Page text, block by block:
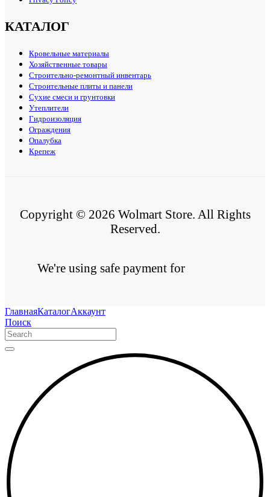
КАТАЛОГ
Кровельные материалы
Хозяйственные товары
Строительно-ремонтный инвентарь
Строительные плиты и панели
Сухие смеси и грунтовки
Утеплители
Гидроизоляция
Ограждения
Опалубка
Крепеж
Copyright © 2026 Wolmart Store. All Rights
Reserved.
We're using safe payment for
ГлавнаяКаталогАккаунт
Поиск